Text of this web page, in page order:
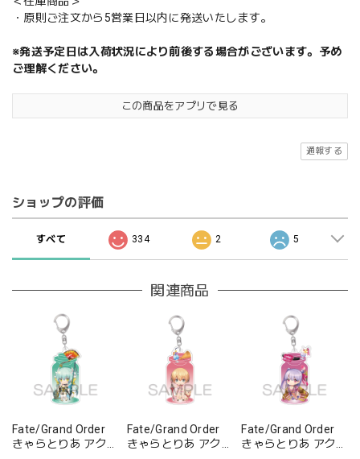
・原則ご注文から5営業日以内に発送いたします。
※発送予定日は入荷状況により前後する場合がございます。予め
ご理解ください。
この商品をアプリで見る
通報する
ショップの評価
すべて 334 2 5
関連商品
Fate/Grand Order
きゃらとりあ アクリ
Fate/Grand Order
きゃらとりあ アクリ
Fate/Grand Order
きゃらとりあ アクリ